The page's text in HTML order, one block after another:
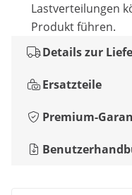
Lastverteilungen
Produkt führen.
Details zur
Ersatzteile
Premium-